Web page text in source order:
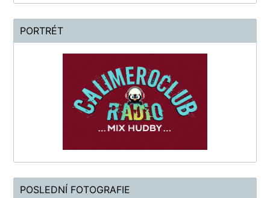
PORTRÉT
POSLEDNÍ FOTOGRAFIE